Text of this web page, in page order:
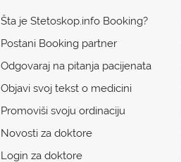
Šta je Stetoskop.info Booking?
Postani Booking partner
Odgovaraj na pitanja pacijenata
Objavi svoj tekst o medicini
Promoviši svoju ordinaciju
Novosti za doktore
Login za doktore